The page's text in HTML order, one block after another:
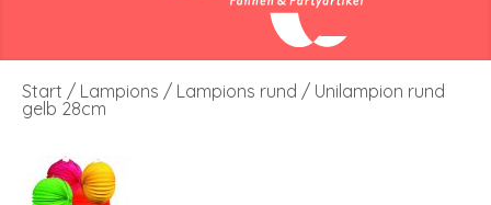
Start / Lampions / Lampions rund / Unilampion rund
gelb 28cm